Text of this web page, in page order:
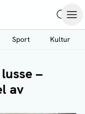
Sport Kultur
–
av